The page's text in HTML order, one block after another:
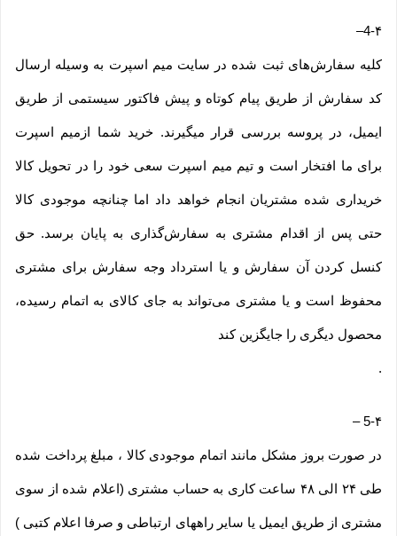
4-۴–
کلیه سفارش‌‏های ثبت شده در سایت میم اسپرت به وسیله ارسال
کد سفارش از طریق پیام کوتاه و پیش فاکتور سیستمی از طریق
ایمیل، در پروسه بررسی قرار میگیرند. خرید شما ازمیم اسپرت
برای ما افتخار است و تیم میم اسپرت سعی خود را در تحویل کالا
خریداری شده مشتریان انجام خواهد داد اما چنانچه موجودی کالا
حتی پس از اقدام مشتری به سفارش‌‏گذاری به پایان برسد. حق
کنسل کردن آن سفارش و یا استرداد وجه سفارش برای مشتری
محفوظ است و یا مشتری می‏‌تواند به جای کالای به اتمام رسیده،
محصول دیگری را جایگزین کند
.
5-۴–
در صورت بروز مشکل مانند اتمام موجودی کالا ، مبلغ پرداخت شده
طی ۲۴ الی ۴۸ ساعت کاری به حساب مشتری (اعلام شده از سوی
مشتری از طریق ایمیل یا سایر راههای ارتباطی و صرفا اعلام کتبی )